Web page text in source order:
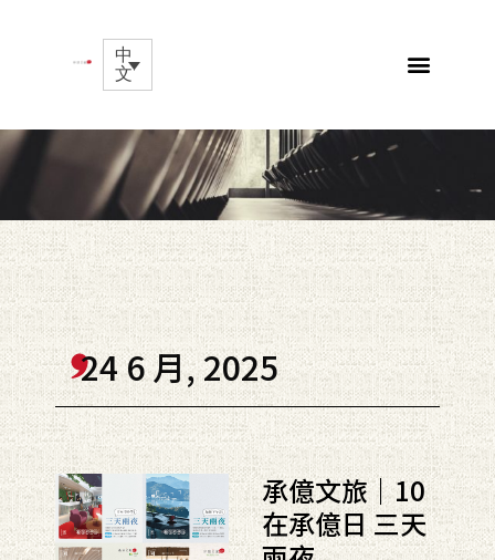
中
文
24 6 月, 2025
承億文旅｜10
在承億日 三天